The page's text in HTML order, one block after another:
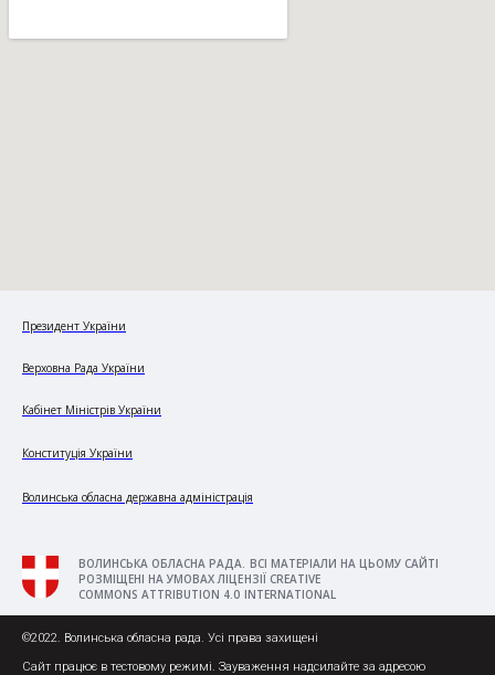
Президент України
Верховна Рада України
Кабінет Міністрів України
Конституція України
Волинська обласна державна адміністрація
ВОЛИНСЬКА ОБЛАСНА РАДА. ВСІ МАТЕРІАЛИ НА ЦЬОМУ САЙТІ
РОЗМІЩЕНІ НА УМОВАХ ЛІЦЕНЗІЇ CREATIVE
COMMONS ATTRIBUTION 4.0 INTERNATIONAL
©2022. Волинська обласна рада. Усі права захищені
Сайт працює в тестовому режимі. Зауваження надсилайте за адресою